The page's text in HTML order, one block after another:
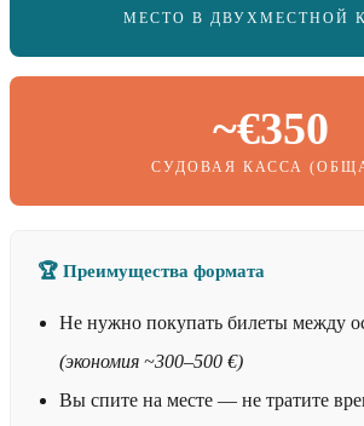
МЕСТО В ДВУХМЕСТНОЙ
~€350
СУДОВАЯ КАССА
🏆 Преимущества формата
Не нужно покупать билеты между
(экономия ~300–500 €)
Вы спите на месте — не тратите